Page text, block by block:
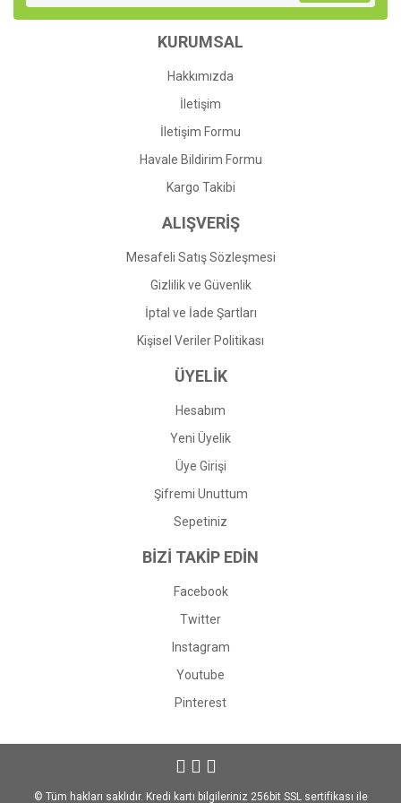
Ürün bilgilerinde hatalar bulunuyor.
Ürün fiyatı diğer sitelerden daha pahalı.
Gönder
KURUMSAL
Hakkımızda
İletişim
İletişim Formu
Havale Bildirim Formu
Kargo Takibi
ALIŞVERİŞ
Mesafeli Satış Sözleşmesi
Gizlilik ve Güvenlik
İptal ve İade Şartları
Kişisel Veriler Politikası
ÜYELİK
Hesabım
Yeni Üyelik
Üye Girişi
Şifremi Unuttum
Sepetiniz
BİZİ TAKİP EDİN
Facebook
Twitter
Instagram
Youtube
Pinterest
© Tüm hakları saklıdır. Kredi kartı bilgileriniz 256bit SSL sertifikası ile